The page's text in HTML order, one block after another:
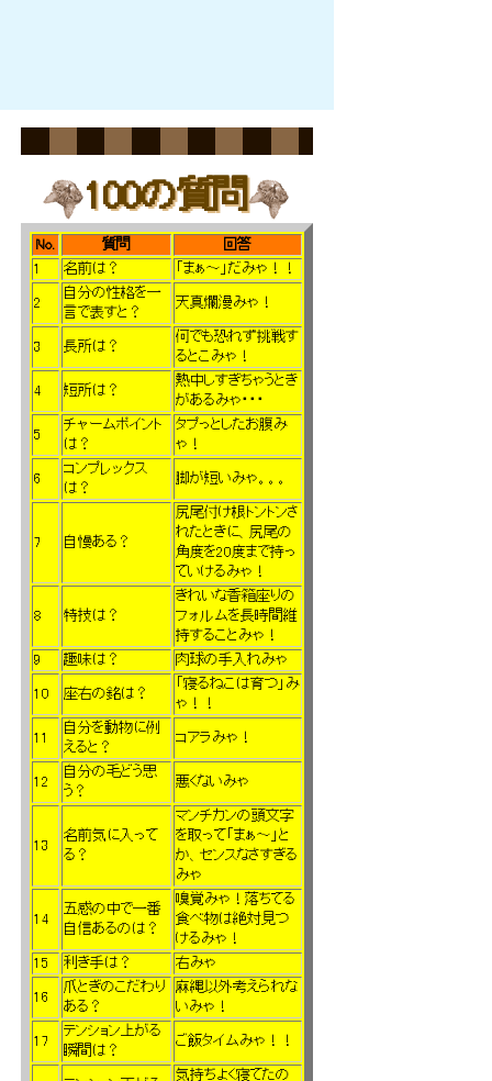
100の質問
No. 質問
回答
1
名前は？ 「まぁ～」だみゃ！！
2
自分の性格を一
言で表すと？
天真爛漫みゃ！
3 長所は？
何でも恐れず挑戦す
るとこみゃ！
4 短所は？
熱中しすぎちゃうとき
があるみゃ・・・
5
チャームポイント
は？
タプっとしたお腹み
ゃ！
6
コンプレックス
は？
脚が短いみゃ。。。
7 自慢ある？
尻尾付け根トントンさ
れたときに、尻尾の
角度を20度まで持っ
ていけるみゃ！
8 特技は？
きれいな香箱座りの
フォルムを長時間維
持することみゃ！
9
趣味は？ 肉球の手入れみゃ
10 座右の銘は？
「寝るねこは育つ」み
ゃ！！
11
自分を動物に例
えると？
コアラみゃ！
12
自分の毛どう思
う？
悪くないみゃ
13
名前気に入って
る？
マンチカンの頭文字
を取って「まぁ～」と
か、センスなさすぎる
みゃ
14
五感の中で一番
自信あるのは？
嗅覚みゃ！落ちてる
食べ物は絶対見つ
けるみゃ！
15
利き手は？ 右みゃ
16
爪とぎのこだわり
ある？
麻縄以外考えられな
いみゃ！
17
テンション上がる
瞬間は？
ご飯タイムみゃ！！
気持ちよく寝てたの